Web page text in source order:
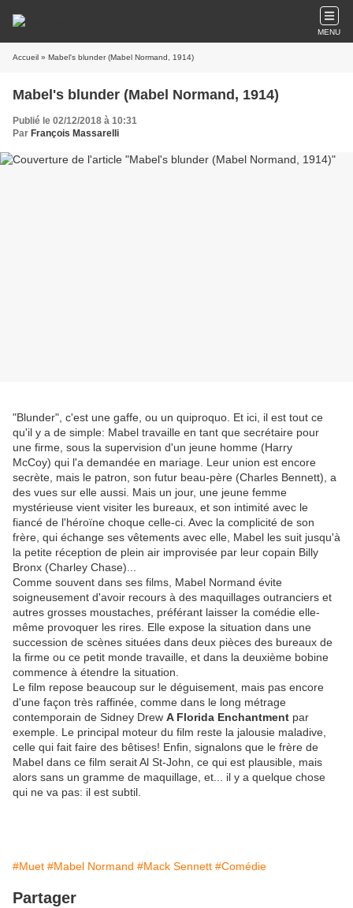
MENU
Accueil » Mabel's blunder (Mabel Normand, 1914)
Mabel's blunder (Mabel Normand, 1914)
Publié le 02/12/2018 à 10:31
Par François Massarelli
"Blunder", c'est une gaffe, ou un quiproquo. Et ici, il est tout ce
qu'il y a de simple: Mabel travaille en tant que secrétaire pour
une firme, sous la supervision d'un jeune homme (Harry
McCoy) qui l'a demandée en mariage. Leur union est encore
secrète, mais le patron, son futur beau-père (Charles Bennett), a
des vues sur elle aussi. Mais un jour, une jeune femme
mystérieuse vient visiter les bureaux, et son intimité avec le
fiancé de l'héroïne choque celle-ci. Avec la complicité de son
frère, qui échange ses vêtements avec elle, Mabel les suit jusqu'à
la petite réception de plein air improvisée par leur copain Billy
Bronx (Charley Chase)...
Comme souvent dans ses films, Mabel Normand évite
soigneusement d'avoir recours à des maquillages outranciers et
autres grosses moustaches, préférant laisser la comédie elle-
même provoquer les rires. Elle expose la situation dans une
succession de scènes situées dans deux pièces des bureaux de
la firme ou ce petit monde travaille, et dans la deuxième bobine
commence à étendre la situation.
Le film repose beaucoup sur le déguisement, mais pas encore
d'une façon très raffinée, comme dans le long métrage
contemporain de Sidney Drew A Florida Enchantment par
exemple. Le principal moteur du film reste la jalousie maladive,
celle qui fait faire des bêtises! Enfin, signalons que le frère de
Mabel dans ce film serait Al St-John, ce qui est plausible, mais
alors sans un gramme de maquillage, et... il y a quelque chose
qui ne va pas: il est subtil.
#Muet #Mabel Normand #Mack Sennett #Comédie
Partager